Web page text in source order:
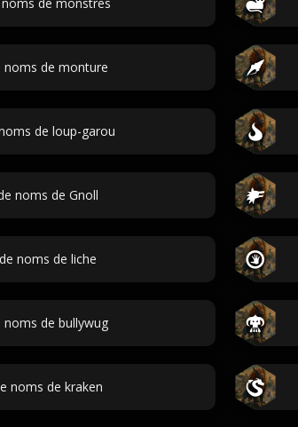
noms de monture
de loup-garou
noms de Gnoll
noms de liche
noms de bullywug
noms de kraken